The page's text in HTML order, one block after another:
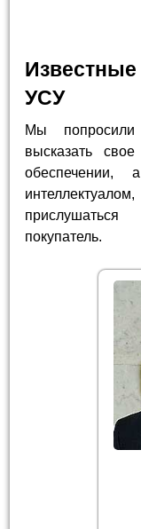
УСУ
Мы
высказать
обеспечении,
покупатель.